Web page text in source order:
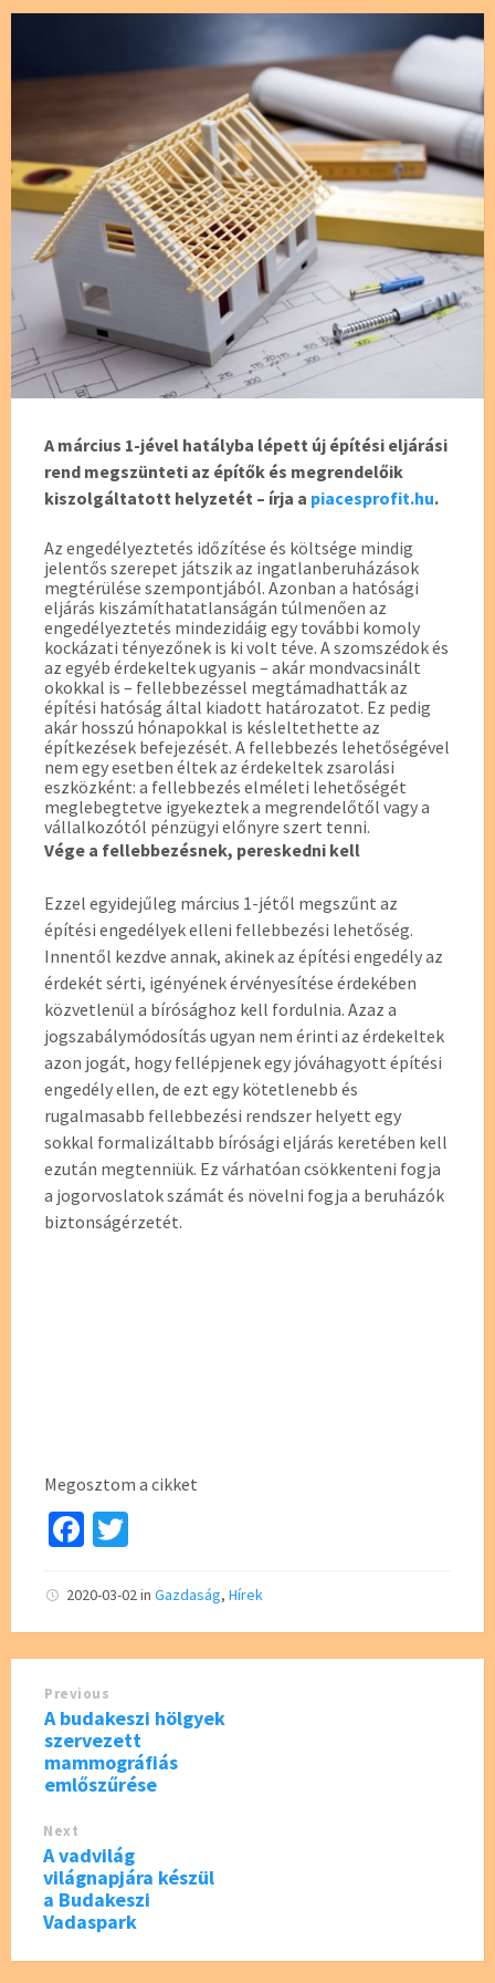
A március 1-jével hatályba lépett új építési eljárási
rend megszünteti az építők és megrendelőik
kiszolgáltatott helyzetét – írja a piacesprofit.hu.
Az engedélyeztetés időzítése és költsége mindig
jelentős szerepet játszik az ingatlanberuházások
megtérülése szempontjából. Azonban a hatósági
eljárás kiszámíthatatlanságán túlmenően az
engedélyeztetés mindezidáig egy további komoly
kockázati tényezőnek is ki volt téve. A szomszédok és
az egyéb érdekeltek ugyanis – akár mondvacsinált
okokkal is – fellebbezéssel megtámadhatták az
építési hatóság által kiadott határozatot. Ez pedig
akár hosszú hónapokkal is késleltethette az
építkezések befejezését. A fellebbezés lehetőségével
nem egy esetben éltek az érdekeltek zsarolási
eszközként: a fellebbezés elméleti lehetőségét
meglebegtetve igyekeztek a megrendelőtől vagy a
vállalkozótól pénzügyi előnyre szert tenni.
Vége a fellebbezésnek, pereskedni kell
Ezzel egyidejűleg március 1-jétől megszűnt az
építési engedélyek elleni fellebbezési lehetőség.
Innentől kezdve annak, akinek az építési engedély az
érdekét sérti, igényének érvényesítése érdekében
közvetlenül a bírósághoz kell fordulnia. Azaz a
jogszabálymódosítás ugyan nem érinti az érdekeltek
azon jogát, hogy fellépjenek egy jóváhagyott építési
engedély ellen, de ezt egy kötetlenebb és
rugalmasabb fellebbezési rendszer helyett egy
sokkal formalizáltabb bírósági eljárás keretében kell
ezután megtenniük. Ez várhatóan csökkenteni fogja
a jogorvoslatok számát és növelni fogja a beruházók
biztonságérzetét.
Megosztom a cikket
Fa
b
o
o
k
tt
er
2020-03-02 in Gazdaság, Hírek
Previous
A budakeszi hölgyek
szervezett
mammográfiás
emlőszűrése
Next
A vadvilág
világnapjára készül
a Budakeszi
Vadaspark